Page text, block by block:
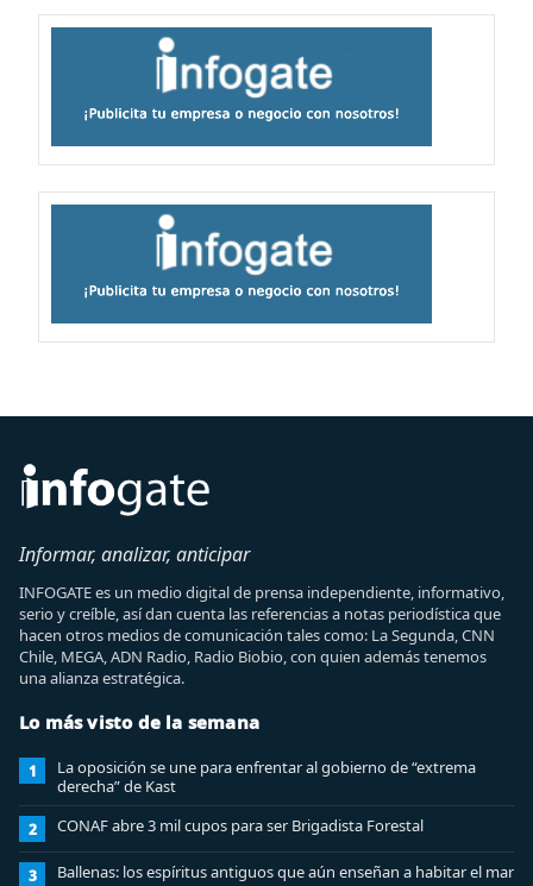
Informar, analizar, anticipar
INFOGATE es un medio digital de prensa independiente, informativo,
serio y creíble, así dan cuenta las referencias a notas periodística que
hacen otros medios de comunicación tales como: La Segunda, CNN
Chile, MEGA, ADN Radio, Radio Biobio, con quien además tenemos
una alianza estratégica.
Lo más visto de la semana
1
La oposición se une para enfrentar al gobierno de “extrema
derecha” de Kast
2 CONAF abre 3 mil cupos para ser Brigadista Forestal
3 Ballenas: los espíritus antiguos que aún enseñan a habitar el mar